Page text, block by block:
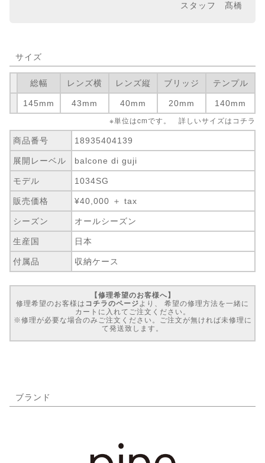
スタッフ 髙橋
サイズ
総幅 レンズ横 レンズ縦 ブリッジ テンプル
145mm 43mm 40mm 20mm 140mm
※単位はcmです。 詳しいサイズは コチラ
商品番号 18935404139
展開レーベル balcone di guji
モデル 1034SG
販売価格 ¥40,000 ＋ tax
シーズン オールシーズン
生産国 日本
付属品 収納ケース
【修理希望のお客様へ】
修理希望のお客様は コチラのページ より、 希望の修理方法を一緒に
カートに入れてご注文ください。
※修理が必要な場合のみご注文ください。ご注文が無ければ未修理に
て発送致します。
ブランド